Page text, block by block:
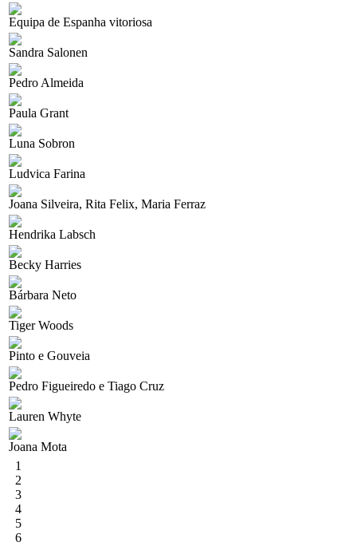
Equipa de Espanha vitoriosa
Sandra Salonen
Pedro Almeida
Paula Grant
Luna Sobron
Ludvica Farina
Joana Silveira, Rita Felix, Maria Ferraz
Hendrika Labsch
Becky Harries
Bárbara Neto
Tiger Woods
Pinto e Gouveia
Pedro Figueiredo e Tiago Cruz
Lauren Whyte
Joana Mota
1
2
3
4
5
6